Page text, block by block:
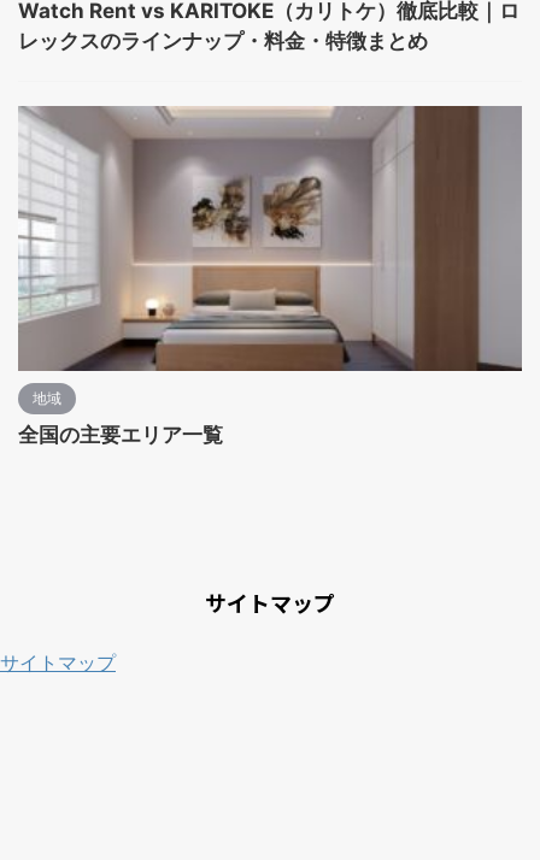
Watch Rent vs KARITOKE（カリトケ）徹底比較｜ロ
レックスのラインナップ・料金・特徴まとめ
地域
全国の主要エリア一覧
サイトマップ
サイトマップ